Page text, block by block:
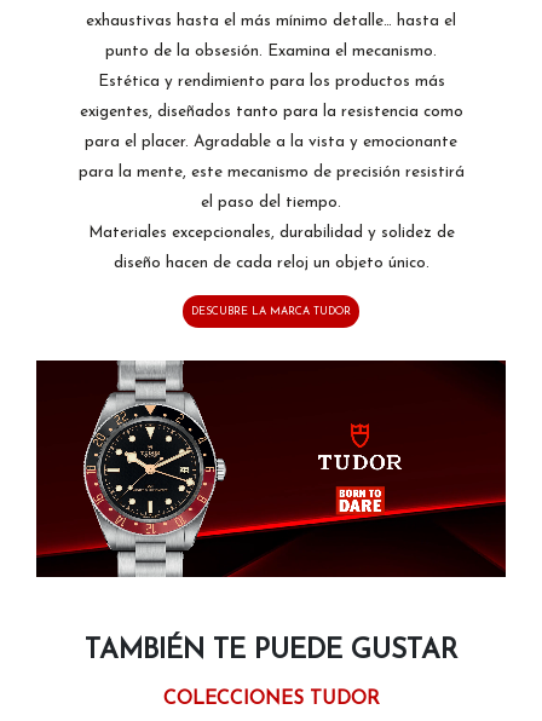
exhaustivas hasta el más mínimo detalle… hasta el
punto de la obsesión. Examina el mecanismo.
Estética y rendimiento para los productos más
exigentes, diseñados tanto para la resistencia como
para el placer. Agradable a la vista y emocionante
para la mente, este mecanismo de precisión resistirá
el paso del tiempo.
Materiales excepcionales, durabilidad y solidez de
diseño hacen de cada reloj un objeto único.
DESCUBRE LA MARCA TUDOR
TAMBIÉN TE PUEDE GUSTAR
COLECCIONES TUDOR